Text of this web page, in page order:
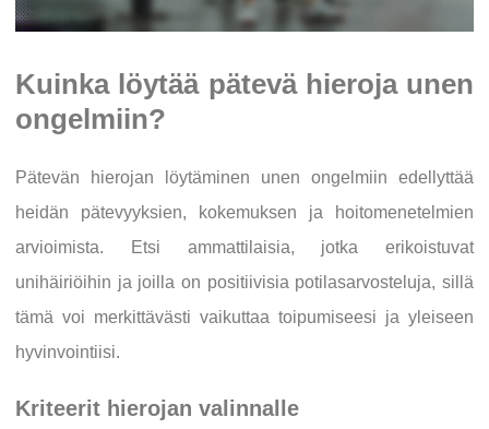
Kuinka löytää pätevä hieroja unen
ongelmiin?
Pätevän hierojan löytäminen unen ongelmiin edellyttää
heidän pätevyyksien, kokemuksen ja hoitomenetelmien
arvioimista. Etsi ammattilaisia, jotka erikoistuvat
unihäiriöihin ja joilla on positiivisia potilasarvosteluja, sillä
tämä voi merkittävästi vaikuttaa toipumiseesi ja yleiseen
hyvinvointiisi.
Kriteerit hierojan valinnalle